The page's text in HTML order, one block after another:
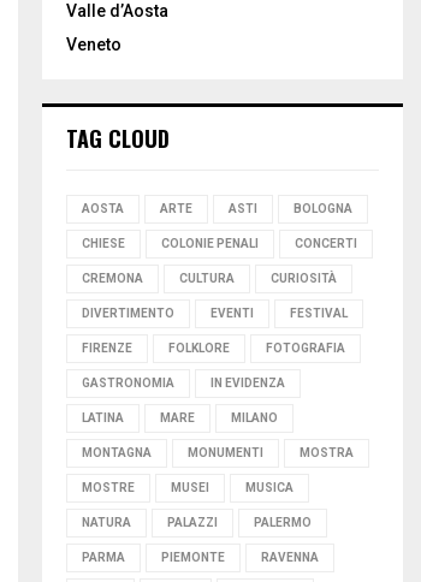
Valle d’Aosta
Veneto
TAG CLOUD
AOSTA ARTE ASTI BOLOGNA
CHIESE COLONIE PENALI CONCERTI
CREMONA CULTURA CURIOSITÀ
DIVERTIMENTO EVENTI FESTIVAL
FIRENZE FOLKLORE FOTOGRAFIA
GASTRONOMIA IN EVIDENZA
LATINA MARE MILANO
MONTAGNA MONUMENTI MOSTRA
MOSTRE MUSEI MUSICA
NATURA PALAZZI PALERMO
PARMA PIEMONTE RAVENNA